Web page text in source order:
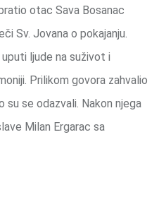
otac Sava Bosanac
Sv. Jovana o pokajanju.
ljude na suživot i
Prilikom govora zahvalio
se odazvali. Nakon njega
Milan Ergarac sa